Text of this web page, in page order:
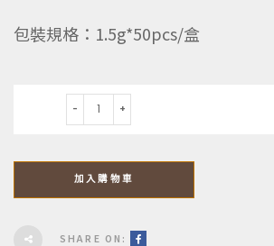
包裝規格：1.5g*50pcs/盒
加入購物車
SHARE ON: